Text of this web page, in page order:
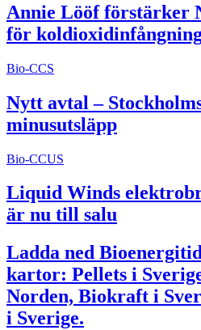
Annie Lööf förstärker
för
Bio-CCS
Nytt avtal –
minusutsläpp
Bio-CCUS
Liquid Winds
är nu till salu
Ladda ned
kartor: Pellets i
Norden, Biokraft i
i Sverige.